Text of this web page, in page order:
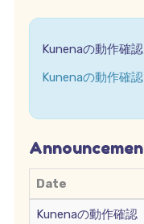
Kunenaの動作確認
Kunenaの動作確認
Date
Kunenaの動作確認